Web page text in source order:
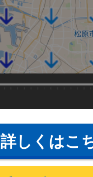
詳しくはこ